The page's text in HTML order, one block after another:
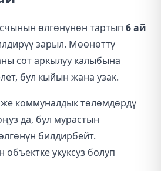
өлгөнүнөн тартып 6 ай
зарыл. Мөөнөттү
сот аркылуу калыбына
бул кыйын жана узак.
коммуналдык төлөмдөрдү
да, бул мурастын
билдирбейт.
укуксуз болуп